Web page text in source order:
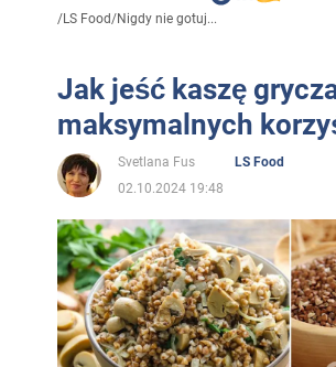
/LS Food/Nigdy nie gotuj...
Jak jeść kaszę
maksymalnych
Svetlana Fus
LS Food
02.10.2024 19:48